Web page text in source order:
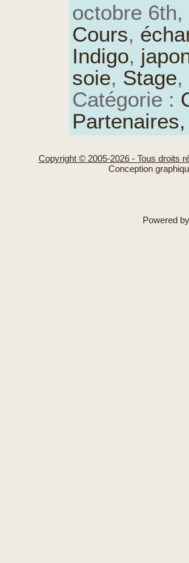
octobre 6th,
Cours,
Indigo,
soie, Stage,
Catégorie :
Copyright © 2005-2026 - Tous droits
Conception
Powered